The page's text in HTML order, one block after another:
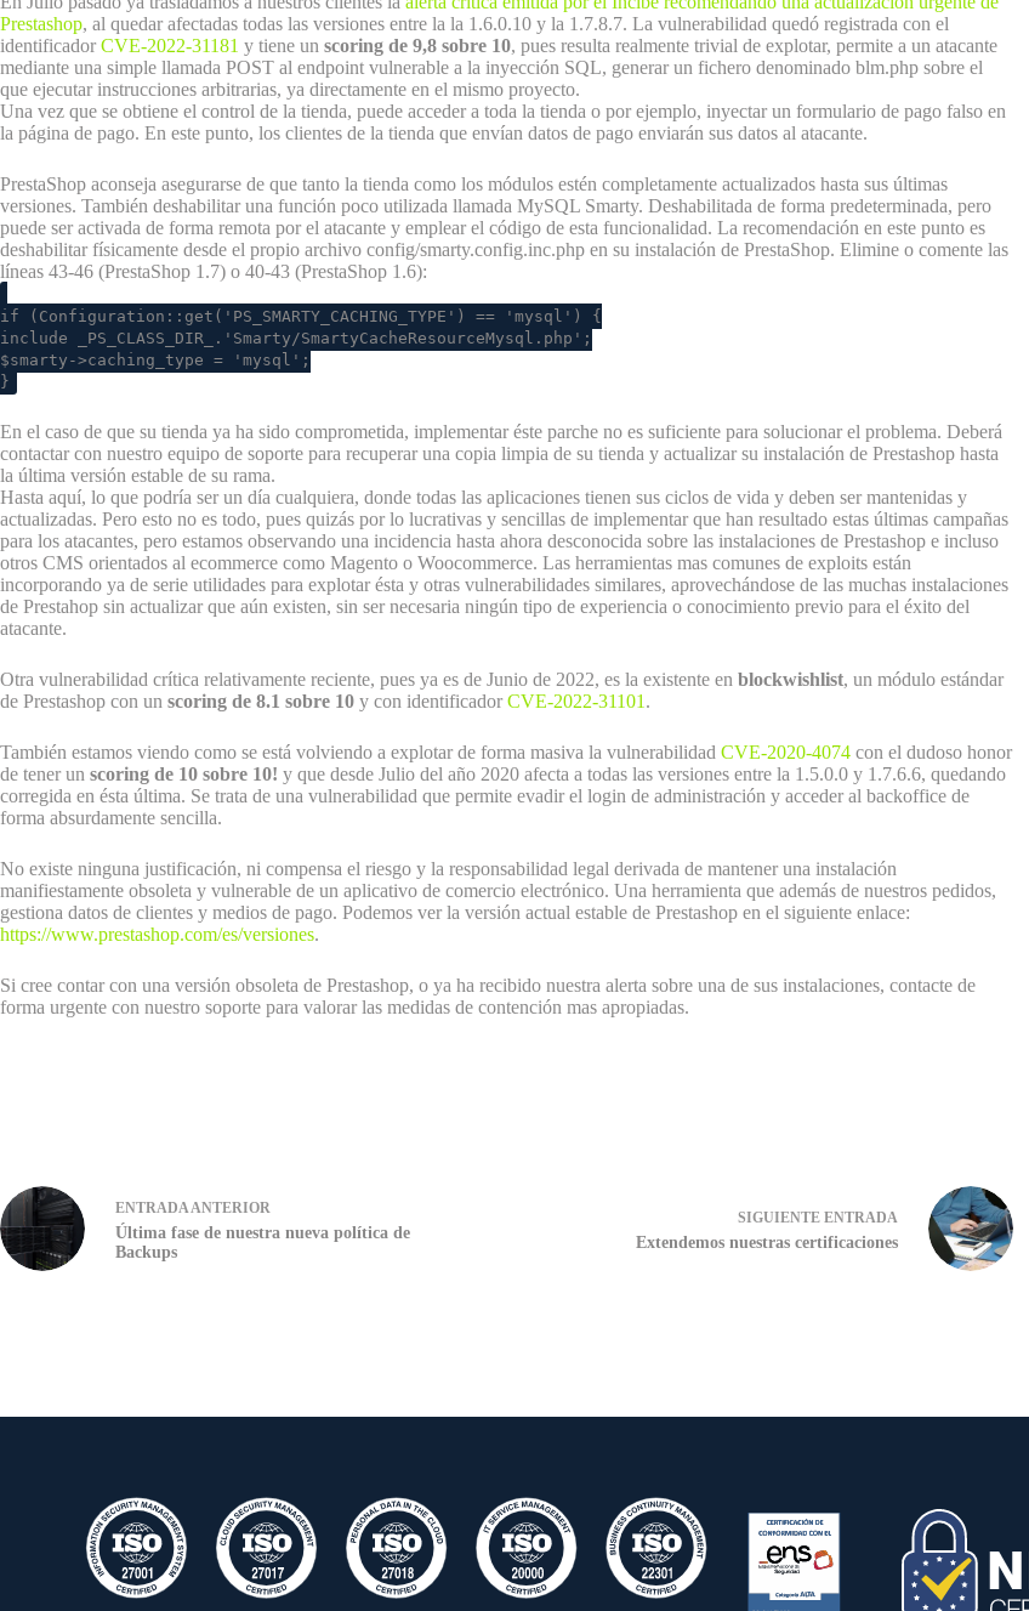
Prestashop, al quedar afectadas todas las versiones entre la la 1.6.0.10 y la 1.7.8.7. La vulnerabilidad quedó registrada con el
identificador CVE-2022-31181 y tiene un scoring de 9,8 sobre 10, pues resulta realmente trivial de explotar, permite a un atacante
mediante una simple llamada POST al endpoint vulnerable a la inyección SQL, generar un fichero denominado blm.php sobre el
que ejecutar instrucciones arbitrarias, ya directamente en el mismo proyecto.
Una vez que se obtiene el control de la tienda, puede acceder a toda la tienda o por ejemplo, inyectar un formulario de pago falso en
la página de pago. En este punto, los clientes de la tienda que envían datos de pago enviarán sus datos al atacante.
PrestaShop aconseja asegurarse de que tanto la tienda como los módulos estén completamente actualizados hasta sus últimas
versiones. También deshabilitar una función poco utilizada llamada MySQL Smarty. Deshabilitada de forma predeterminada, pero
puede ser activada de forma remota por el atacante y emplear el código de esta funcionalidad. La recomendación en este punto es
deshabilitar físicamente desde el propio archivo config/smarty.config.inc.php en su instalación de PrestaShop. Elimine o comente las
líneas 43-46 (PrestaShop 1.7) o 40-43 (PrestaShop 1.6):
if (Configuration::get('PS_SMARTY_CACHING_TYPE') == 'mysql') {
include _PS_CLASS_DIR_.'Smarty/SmartyCacheResourceMysql.php';
$smarty->caching_type = 'mysql';
}
En el caso de que su tienda ya ha sido comprometida, implementar éste parche no es suficiente para solucionar el problema. Deberá
contactar con nuestro equipo de soporte para recuperar una copia limpia de su tienda y actualizar su instalación de Prestashop hasta
la última versión estable de su rama.
Hasta aquí, lo que podría ser un día cualquiera, donde todas las aplicaciones tienen sus ciclos de vida y deben ser mantenidas y
actualizadas. Pero esto no es todo, pues quizás por lo lucrativas y sencillas de implementar que han resultado estas últimas campañas
para los atacantes, pero estamos observando una incidencia hasta ahora desconocida sobre las instalaciones de Prestashop e incluso
otros CMS orientados al ecommerce como Magento o Woocommerce. Las herramientas mas comunes de exploits están
incorporando ya de serie utilidades para explotar ésta y otras vulnerabilidades similares, aprovechándose de las muchas instalaciones
de Prestahop sin actualizar que aún existen, sin ser necesaria ningún tipo de experiencia o conocimiento previo para el éxito del
atacante.
Otra vulnerabilidad crítica relativamente reciente, pues ya es de Junio de 2022, es la existente en blockwishlist, un módulo estándar
de Prestashop con un scoring de 8.1 sobre 10 y con identificador CVE-2022-31101 .
También estamos viendo como se está volviendo a explotar de forma masiva la vulnerabilidad CVE-2020-4074 con el dudoso honor
de tener un scoring de 10 sobre 10! y que desde Julio del año 2020 afecta a todas las versiones entre la 1.5.0.0 y 1.7.6.6, quedando
corregida en ésta última. Se trata de una vulnerabilidad que permite evadir el login de administración y acceder al backoffice de
forma absurdamente sencilla.
No existe ninguna justificación, ni compensa el riesgo y la responsabilidad legal derivada de mantener una instalación
manifiestamente obsoleta y vulnerable de un aplicativo de comercio electrónico. Una herramienta que además de nuestros pedidos,
gestiona datos de clientes y medios de pago. Podemos ver la versión actual estable de Prestashop en el siguiente enlace:
https://www.prestashop.com/es/versiones.
Si cree contar con una versión obsoleta de Prestashop, o ya ha recibido nuestra alerta sobre una de sus instalaciones, contacte de
forma urgente con nuestro soporte para valorar las medidas de contención mas apropiadas.
ENTRADA ANTERIOR
Última fase de nuestra nueva política de
Backups
SIGUIENTE ENTRADA
Extendemos nuestras certificaciones